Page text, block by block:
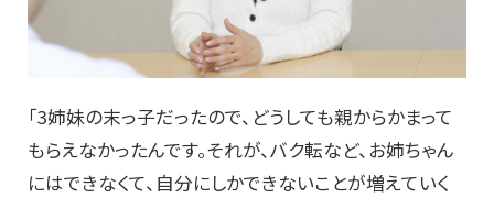
「3姉妹の末っ子だったので、どうしても親からかまって
もらえなかったんです。それが、バク転など、お姉ちゃん
にはできなくて、自分にしかできないことが増えていく